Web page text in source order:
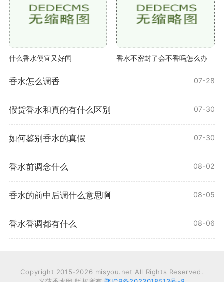
什么香水便宜又好闻 香水不密封了会不香吗怎么办
香水怎么调香 07-28
假货香水和真的有什么区别 07-30
如何鉴别香水的真假 07-30
香水前调念什么 08-02
香水的前中后调什么意思啊 08-05
香水香调都有什么 08-06
Copyright 2015-2026 misyou.net All Rights Reserved.